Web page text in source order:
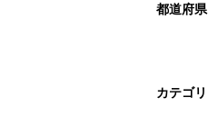
都道府県
カテゴリ